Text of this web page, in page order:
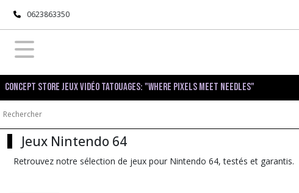
0623863350
Concept Store Jeux Vidéo Tatouages: "Where pixels meet needles"
Jeux Nintendo 64
Retrouvez notre sélection de jeux pour Nintendo 64, testés et garantis.
Fermer
FILTRES
Tous
les
Nintendo
Nintendo
64